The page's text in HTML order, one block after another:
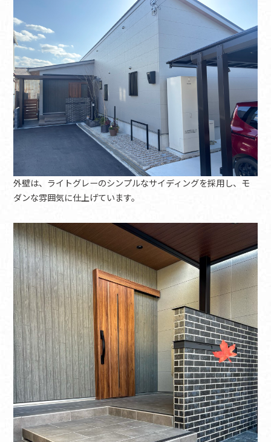
外壁は、ライトグレーのシンプルなサイディングを採用し、モ
ダンな雰囲気に仕上げています。